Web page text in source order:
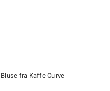
Bluse fra Kaffe Curve